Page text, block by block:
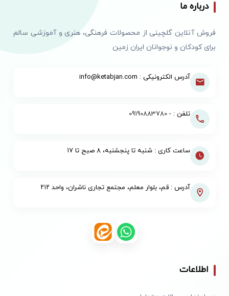
درباره ما
فروش آنلاین گلچینی از محصولات فرهنگی، هنری و آموزشی سالم
برای کودکان و نوجوانان ایران زمین
آدرس الکترونیکی : info@ketabjan.com
تلفن : -09190883780
ساعت کاری : شنبه تا پنجشنبه، ۸ صبح تا ۱۷
آدرس : قم، بلوار معلم، مجتمع تجاری ناشران، واحد ۲۱۲
اطلاعات